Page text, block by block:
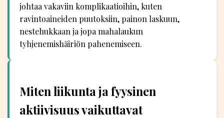
johtaa vakaviin komplikaatioihin, kuten
ravintoaineiden puutoksiin, painon laskuun,
nestehukkaan ja jopa mahalaukun
tyhjenemishäiriön pahenemiseen.
Miten liikunta ja fyysinen
aktiivisuus vaikuttavat